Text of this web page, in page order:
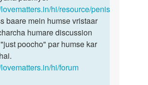
hi/resource/penis
baare mein humse vristaar
humare discussion
poocho" par humse kar
hi/forum